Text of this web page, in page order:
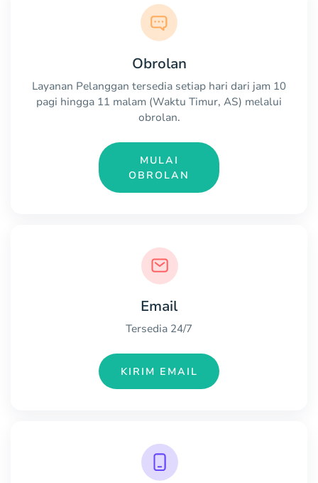
Obrolan
Layanan Pelanggan tersedia setiap hari dari jam 10
pagi hingga 11 malam (Waktu Timur, AS) melalui
obrolan.
MULAI
OBROLAN
Email
Tersedia 24/7
KIRIM EMAIL